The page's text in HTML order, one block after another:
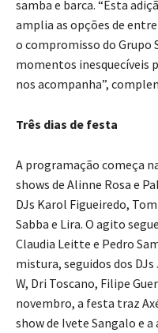
samba e barca. “Esta
amplia as opções de
o compromisso do Grupo
momentos inesquecíveis
nos acompanha”,
Três dias de festa
A programação começa
shows de Alinne Rosa e
DJs Karol Figueiredo,
Sabba e Lira. O agito
Claudia Leitte e Pedro
mistura, seguidos dos
W, Dri Toscano, Filipe
novembro, a festa traz
show de Ivete Sangalo e